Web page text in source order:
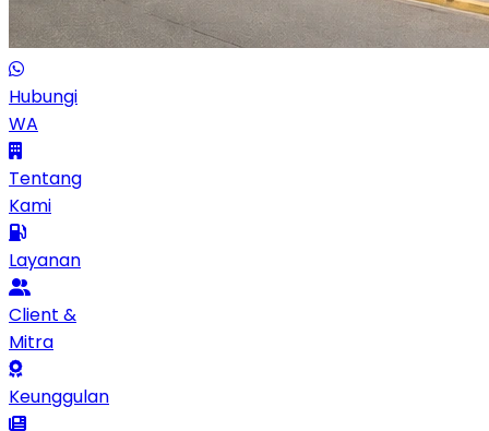
Hubungi
WA
Tentang
Kami
Layanan
Client &
Mitra
Keunggulan